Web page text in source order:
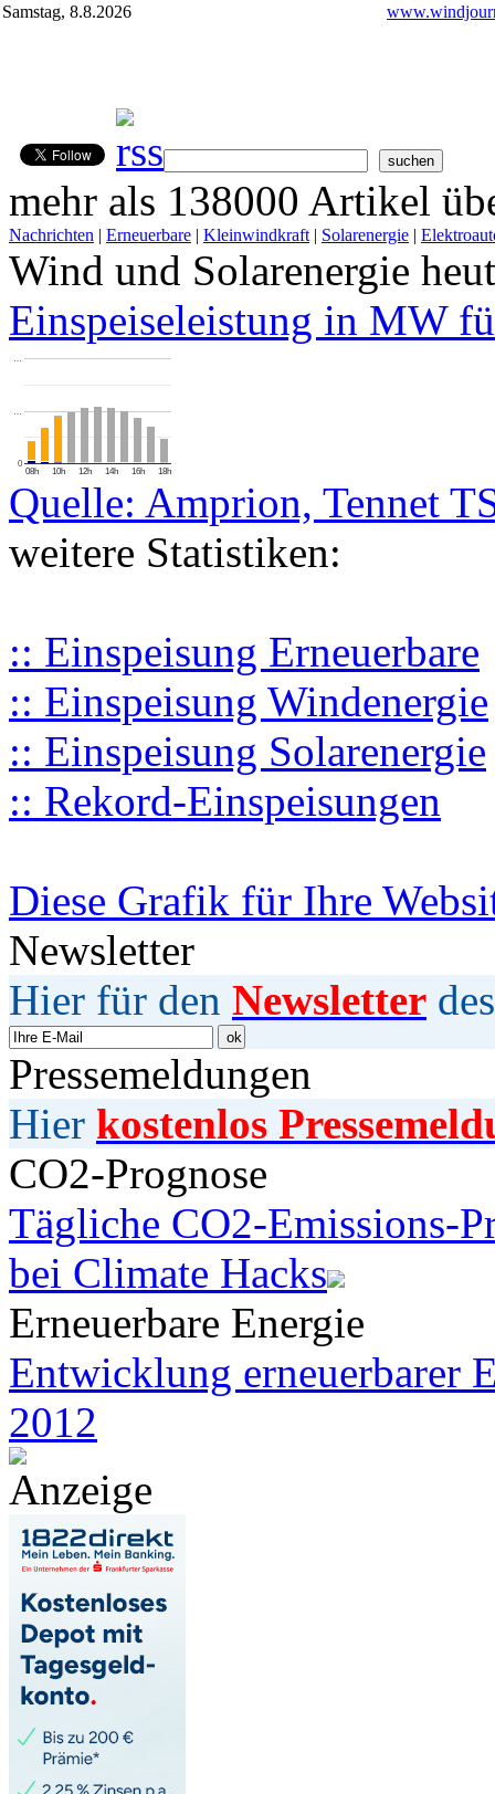
Samstag, 8.8.2026
mehr als 138000 Artikel
Nachrichten | Erneuerbare | Kleinwindkraft | Solarenergie |
Wind und Solarenergie
Einspeiseleistung in MW
08h 10h 12h 14h 16h 18h
0
…
…
Quelle: Amprion, Tennet
weitere Statistiken:
:: Einspeisung Erneuerbare
:: Einspeisung Windenergie
:: Einspeisung Solarenergie
:: Rekord-Einspeisungen
Diese Grafik für Ihre
Newsletter
Hier für den Newsletter
Pressemeldungen
Hier kostenlos
CO2-Prognose
Tägliche CO2-Emissions-
bei Climate Hacks
Erneuerbare Energie
Entwicklung erneuerbarer
2012
Anzeige